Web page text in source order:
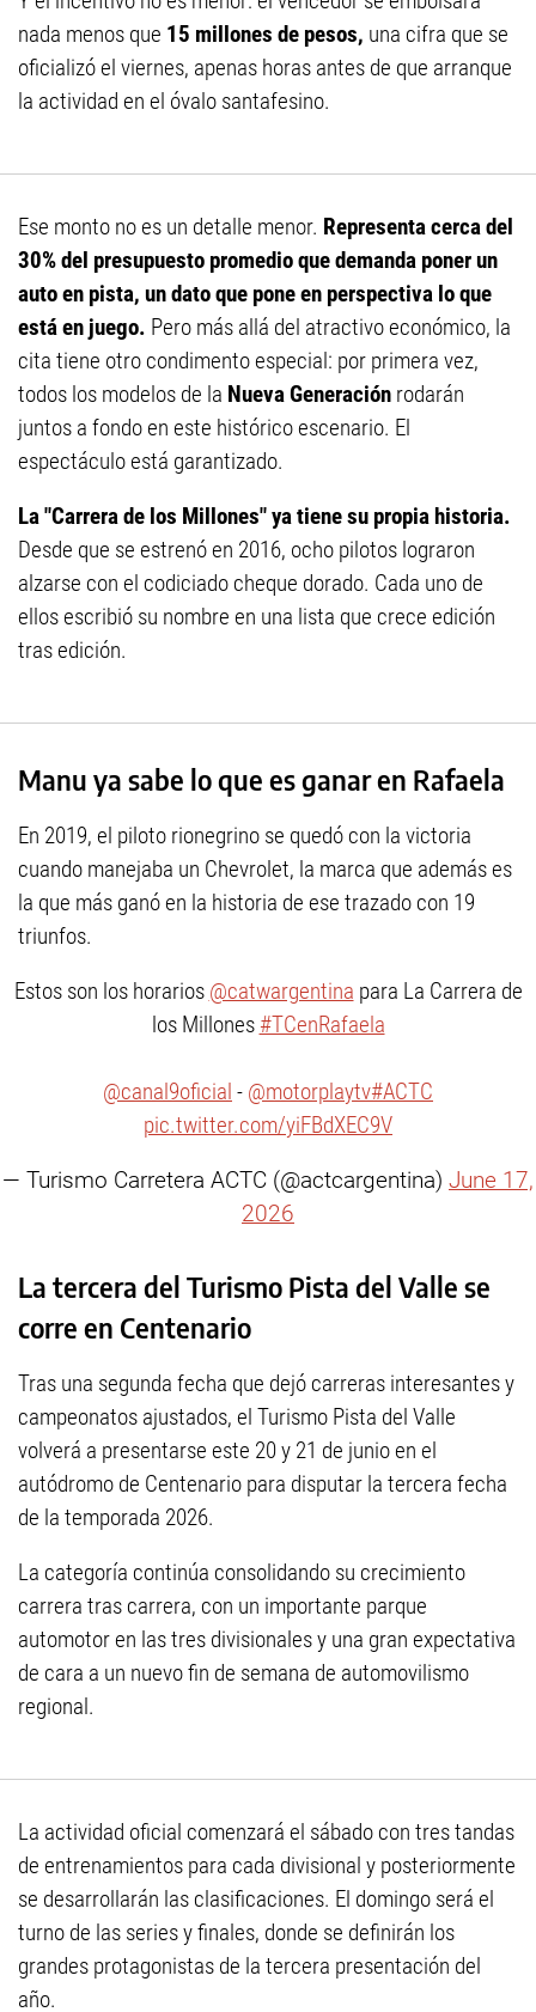
nada menos que 15 millones de pesos, una cifra que se
oficializó el viernes, apenas horas antes de que arranque
la actividad en el óvalo santafesino.
Ese monto no es un detalle menor. Representa cerca del
30% del presupuesto promedio que demanda poner un
auto en pista, un dato que pone en perspectiva lo que
está en juego. Pero más allá del atractivo económico, la
cita tiene otro condimento especial: por primera vez,
todos los modelos de la Nueva Generación rodarán
juntos a fondo en este histórico escenario. El
espectáculo está garantizado.
La "Carrera de los Millones" ya tiene su propia historia.
Desde que se estrenó en 2016, ocho pilotos lograron
alzarse con el codiciado cheque dorado. Cada uno de
ellos escribió su nombre en una lista que crece edición
tras edición.
Manu ya sabe lo que es ganar en Rafaela
En 2019, el piloto rionegrino se quedó con la victoria
cuando manejaba un Chevrolet, la marca que además es
la que más ganó en la historia de ese trazado con 19
triunfos.
Estos son los horarios @catwargentina para La Carrera de
los Millones #TCenRafaela
@canal9oficial - @motorplaytv#ACTC
pic.twitter.com/yiFBdXEC9V
— Turismo Carretera ACTC (@actcargentina) June 17,
2026
La tercera del Turismo Pista del Valle se
corre en Centenario
Tras una segunda fecha que dejó carreras interesantes y
campeonatos ajustados, el Turismo Pista del Valle
volverá a presentarse este 20 y 21 de junio en el
autódromo de Centenario para disputar la tercera fecha
de la temporada 2026.
La categoría continúa consolidando su crecimiento
carrera tras carrera, con un importante parque
automotor en las tres divisionales y una gran expectativa
de cara a un nuevo fin de semana de automovilismo
regional.
La actividad oficial comenzará el sábado con tres tandas
de entrenamientos para cada divisional y posteriormente
se desarrollarán las clasificaciones. El domingo será el
turno de las series y finales, donde se definirán los
grandes protagonistas de la tercera presentación del
año.